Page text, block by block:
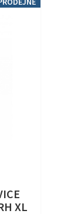
XL